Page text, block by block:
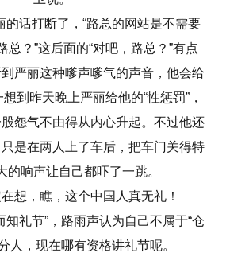
话打断了，“路总的网站是不需要
总？”这后面的“对吧，路总？”有点
严丽这种嗲声嗲气的声音，他会给
到昨天晚上严丽给他的“性惩罚”，
怨气不由得从内心升起。不过他还
是在两人上了车后，把车门关得特
的响声让自己都吓了一跳。
想，瞧，这个中国人真无礼！
知礼节”，路雨声认为自己不属于“仓
人，现在哪有资格讲礼节呢。